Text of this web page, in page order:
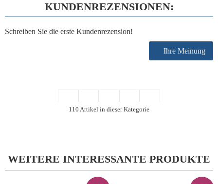
KUNDENREZENSIONEN:
Schreiben Sie die erste Kundenrezension!
Ihre Meinung
110 Artikel in dieser Kategorie
WEITERE INTERESSANTE PRODUKTE